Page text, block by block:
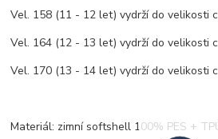
Vel. 158 (11 - 12 let) vydrží do velikosti
Vel. 164 (12 - 13 let) vydrží do velikosti
Vel. 170 (13 - 14 let) vydrží do velikosti
Materiál: zimní softshell 100% PES +